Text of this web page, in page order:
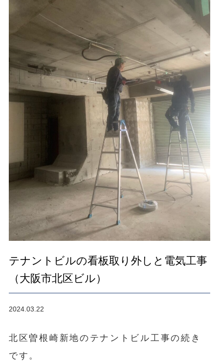
テナントビルの看板取り外しと電気工事
（大阪市北区ビル）
2024.03.22
北区曽根崎新地のテナントビル工事の続き
です。